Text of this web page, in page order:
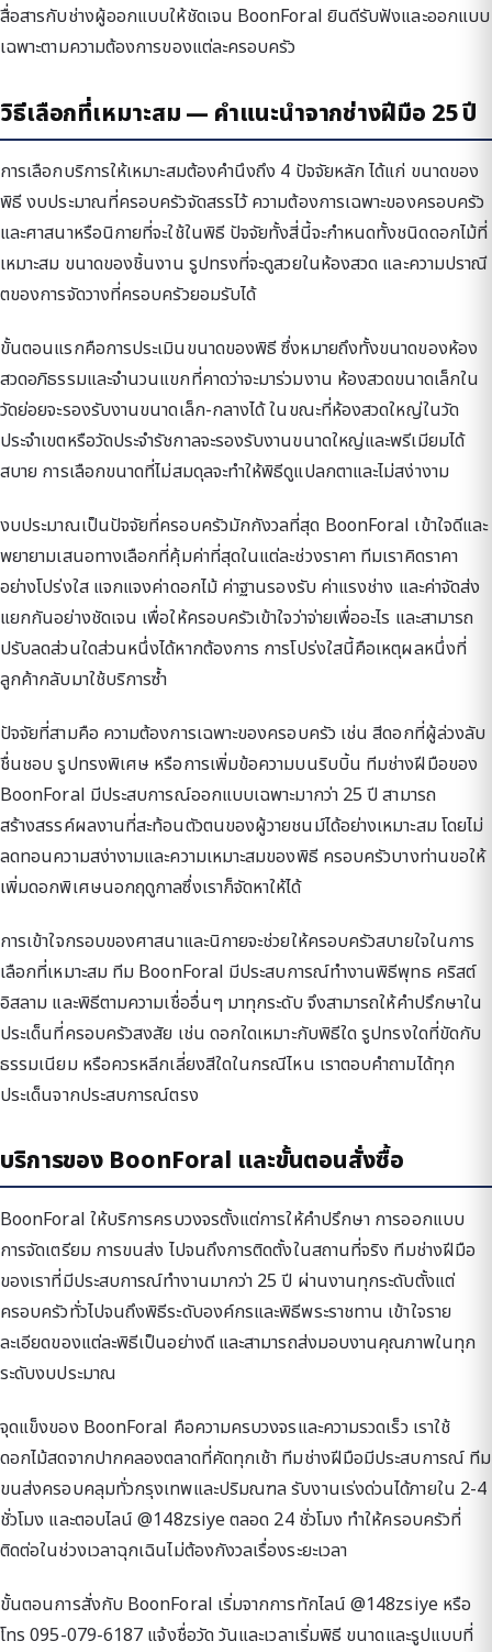
สื่อสารกับช่างผู้ออกแบบให้ชัดเจน BoonForal ยินดีรับฟังและออกแบบ
เฉพาะตามความต้องการของแต่ละครอบครัว
วิธีเลือกที่เหมาะสม — คำแนะนำจากช่างฝีมือ 25 ปี
การเลือกบริการให้เหมาะสมต้องคำนึงถึง 4 ปัจจัยหลัก ได้แก่ ขนาดของ
พิธี งบประมาณที่ครอบครัวจัดสรรไว้ ความต้องการเฉพาะของครอบครัว
และศาสนาหรือนิกายที่จะใช้ในพิธี ปัจจัยทั้งสี่นี้จะกำหนดทั้งชนิดดอกไม้ที่
เหมาะสม ขนาดของชิ้นงาน รูปทรงที่จะดูสวยในห้องสวด และความปราณี
ตของการจัดวางที่ครอบครัวยอมรับได้
ขั้นตอนแรกคือการประเมินขนาดของพิธี ซึ่งหมายถึงทั้งขนาดของห้อง
สวดอภิธรรมและจำนวนแขกที่คาดว่าจะมาร่วมงาน ห้องสวดขนาดเล็กใน
วัดย่อยจะรองรับงานขนาดเล็ก-กลางได้ ในขณะที่ห้องสวดใหญ่ในวัด
ประจำเขตหรือวัดประจำรัชกาลจะรองรับงานขนาดใหญ่และพรีเมียมได้
สบาย การเลือกขนาดที่ไม่สมดุลจะทำให้พิธีดูแปลกตาและไม่สง่างาม
งบประมาณเป็นปัจจัยที่ครอบครัวมักกังวลที่สุด BoonForal เข้าใจดีและ
พยายามเสนอทางเลือกที่คุ้มค่าที่สุดในแต่ละช่วงราคา ทีมเราคิดราคา
อย่างโปร่งใส แจกแจงค่าดอกไม้ ค่าฐานรองรับ ค่าแรงช่าง และค่าจัดส่ง
แยกกันอย่างชัดเจน เพื่อให้ครอบครัวเข้าใจว่าจ่ายเพื่ออะไร และสามารถ
ปรับลดส่วนใดส่วนหนึ่งได้หากต้องการ การโปร่งใสนี้คือเหตุผลหนึ่งที่
ลูกค้ากลับมาใช้บริการซ้ำ
ปัจจัยที่สามคือ ความต้องการเฉพาะของครอบครัว เช่น สีดอกที่ผู้ล่วงลับ
ชื่นชอบ รูปทรงพิเศษ หรือการเพิ่มข้อความบนริบบิ้น ทีมช่างฝีมือของ
BoonForal มีประสบการณ์ออกแบบเฉพาะมากว่า 25 ปี สามารถ
สร้างสรรค์ผลงานที่สะท้อนตัวตนของผู้วายชนม์ได้อย่างเหมาะสม โดยไม่
ลดทอนความสง่างามและความเหมาะสมของพิธี ครอบครัวบางท่านขอให้
เพิ่มดอกพิเศษนอกฤดูกาลซึ่งเราก็จัดหาให้ได้
การเข้าใจกรอบของศาสนาและนิกายจะช่วยให้ครอบครัวสบายใจในการ
เลือกที่เหมาะสม ทีม BoonForal มีประสบการณ์ทำงานพิธีพุทธ คริสต์
อิสลาม และพิธีตามความเชื่ออื่นๆ มาทุกระดับ จึงสามารถให้คำปรึกษาใน
ประเด็นที่ครอบครัวสงสัย เช่น ดอกใดเหมาะกับพิธีใด รูปทรงใดที่ขัดกับ
ธรรมเนียม หรือควรหลีกเลี่ยงสีใดในกรณีไหน เราตอบคำถามได้ทุก
ประเด็นจากประสบการณ์ตรง
บริการของ BoonForal และขั้นตอนสั่งซื้อ
BoonForal ให้บริการครบวงจรตั้งแต่การให้คำปรึกษา การออกแบบ
การจัดเตรียม การขนส่ง ไปจนถึงการติดตั้งในสถานที่จริง ทีมช่างฝีมือ
ของเราที่มีประสบการณ์ทำงานมากว่า 25 ปี ผ่านงานทุกระดับตั้งแต่
ครอบครัวทั่วไปจนถึงพิธีระดับองค์กรและพิธีพระราชทาน เข้าใจราย
ละเอียดของแต่ละพิธีเป็นอย่างดี และสามารถส่งมอบงานคุณภาพในทุก
ระดับงบประมาณ
จุดแข็งของ BoonForal คือความครบวงจรและความรวดเร็ว เราใช้
ดอกไม้สดจากปากคลองตลาดที่คัดทุกเช้า ทีมช่างฝีมือมีประสบการณ์ ทีม
ขนส่งครอบคลุมทั่วกรุงเทพและปริมณฑล รับงานเร่งด่วนได้ภายใน 2-4
ชั่วโมง และตอบไลน์ @148zsiye ตลอด 24 ชั่วโมง ทำให้ครอบครัวที่
ติดต่อในช่วงเวลาฉุกเฉินไม่ต้องกังวลเรื่องระยะเวลา
ขั้นตอนการสั่งกับ BoonForal เริ่มจากการทักไลน์ @148zsiye หรือ
โทร 095-079-6187 แจ้งชื่อวัด วันและเวลาเริ่มพิธี ขนาดและรูปแบบที่